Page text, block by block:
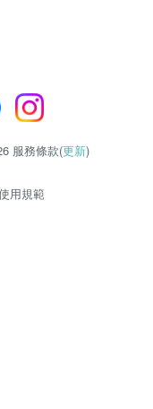
服務條款(更新)
用規範